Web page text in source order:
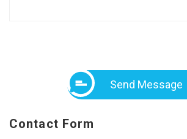
Send Message
Contact Form